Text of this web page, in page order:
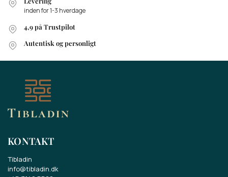
inden for 1-3 hverdage
4,9 på Trustpilot
Autentisk og personligt
KONTAKT
Tibladin
info@tibladin.dk